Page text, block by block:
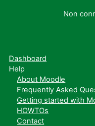
Non
Dashboard
Help
About Moodle
Frequently Asked
Getting started with
HOWTOs
Contact